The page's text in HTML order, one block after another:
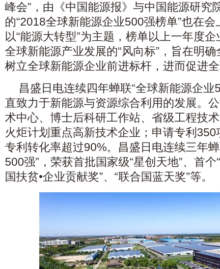
峰会”，由《中国能源报》与中国能源研究
的“2018全球新能源企业500强榜单”也在
以“能源大转型”为主题，榜单以上一年度
全球新能源产业发展的“风向标”，旨在明
树立全球新能源企业前进标杆，进而促进
昌盛日电连续四年蝉联“全球新能源企业
直致力于新能源与资源综合利用的发展。
术中心、博士后科研工作站、省级工程技
火炬计划重点高新技术企业；申请专利
专利转化率超过90%。昌盛日电连续三年
500强”，荣获首批国家级“星创天地”、首个
国扶贫•企业贡献奖”、“联合国蓝天奖”等。